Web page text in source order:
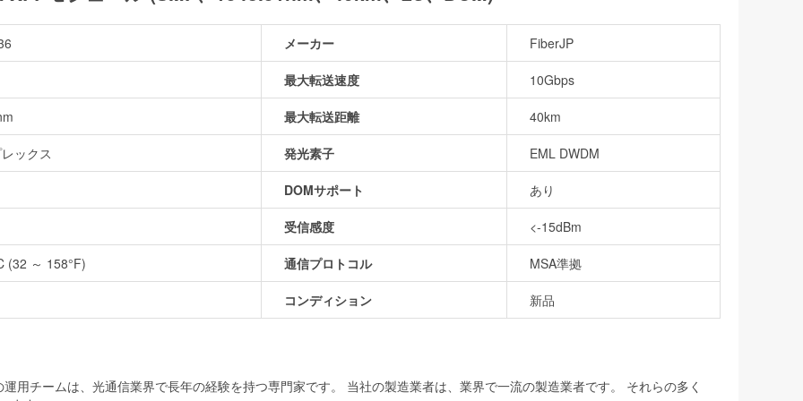
メーカー FiberJP
最大転送速度 10Gbps
最大転送距離 40km
ックス 発光素子 EML DWDM
DOMサポート あり
受信感度 <-15dBm
(32 ～ 158°F) 通信プロトコル MSA準拠
コンディション 新品
用チームは、光通信業界で長年の経験を持つ専門家です。 当社の製造業者は、業界で一流の製造業者です。 それらの多く